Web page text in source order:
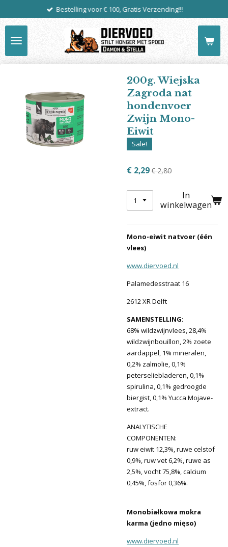
de
hoofdinhoud
Bestelling voor € 100, Gratis Verzending!!!
200g. Wiejska
Zagroda nat
hondenvoer
Zwijn Mono-
Eiwit
Sale!
€ 2,29€ 2,80
In
winkelwagen
Mono-eiwit natvoer (één
vlees)
www.diervoed.nl
Palamedesstraat 16
2612 XR Delft
SAMENSTELLING:
68% wildzwijnvlees, 28,4%
wildzwijnbouillon, 2% zoete
aardappel, 1% mineralen,
0,2% zalmolie, 0,1%
peterseliebladeren, 0,1%
spirulina, 0,1% gedroogde
biergist, 0,1% Yucca Mojave-
extract.
ANALYTISCHE
COMPONENTEN:
ruw eiwit 12,3%, ruwe celstof
0,9%, ruw vet 6,2%, ruwe as
2,5%, vocht 75,8%, calcium
0,45%, fosfor 0,36%.
Monobiałkowa mokra
karma (jedno mięso)
www.diervoed.nl